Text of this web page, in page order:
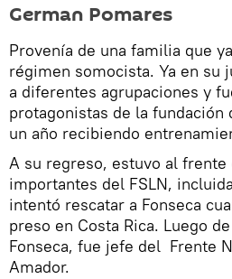
German Pomares
Provenía de una familia que
régimen somocista. Ya en su
a diferentes agrupaciones y
protagonistas de la fundación
un año recibiendo
A su regreso, estuvo al frente
importantes del FSLN,
intentó rescatar a Fonseca
preso en Costa Rica. Luego
Fonseca, fue jefe del Frente
Amador.